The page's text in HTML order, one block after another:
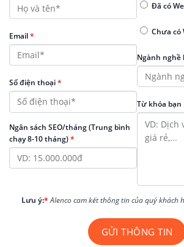
Email*
Số điện thoại*
Ngân sách SEO/tháng (Trung bình
chạy 8-10 tháng)*
Đã có
Chưa có
Ngành nghề
Từ khóa bạn
Lưu ý:* Alenco cam kết thông tin của quý khách